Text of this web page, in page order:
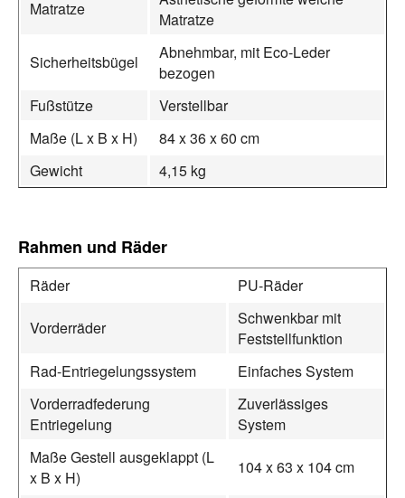
Matratze
Matratze
Sicherheitsbügel
Abnehmbar, mit Eco-Leder
bezogen
Fußstütze
Verstellbar
Maße (L x B x H)
84 x 36 x 60 cm
Gewicht
4,15 kg
Rahmen und Räder
Räder PU-Räder
Vorderräder
Schwenkbar mit
Feststellfunktion
Rad-Entriegelungssystem
Einfaches System
Vorderradfederung
Entriegelung
Zuverlässiges
System
Maße Gestell ausgeklappt (L
x B x H)
104 x 63 x 104 cm